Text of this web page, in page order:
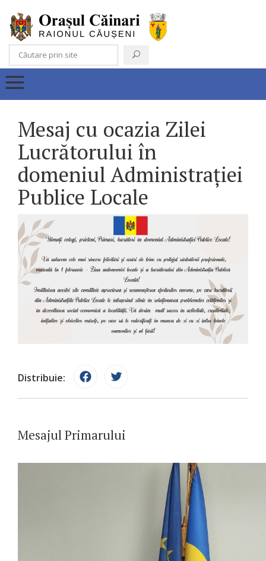
Mesaj cu ocazia Zilei
Lucrătorului în
domeniul Administrației
Publice Locale
Distribuie:
Mesajul Primarului